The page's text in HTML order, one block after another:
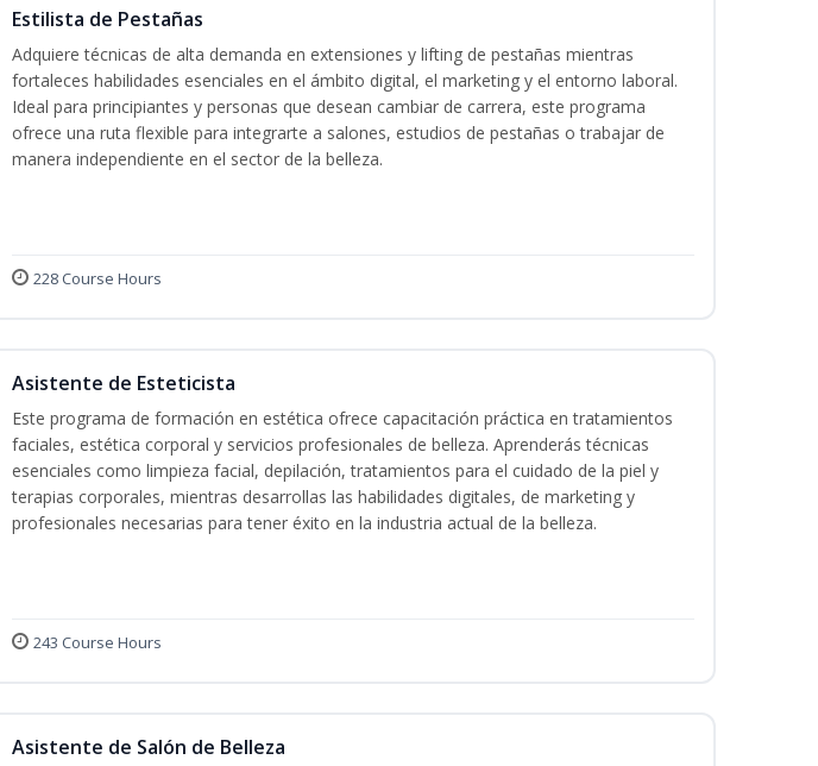
Estilista de Pestañas
Adquiere técnicas de alta demanda en extensiones y lifting de pestañas mientras
fortaleces habilidades esenciales en el ámbito digital, el marketing y el entorno laboral.
Ideal para principiantes y personas que desean cambiar de carrera, este programa
ofrece una ruta flexible para integrarte a salones, estudios de pestañas o trabajar de
manera independiente en el sector de la belleza.
228 Course Hours
Asistente de Esteticista
Este programa de formación en estética ofrece capacitación práctica en tratamientos
faciales, estética corporal y servicios profesionales de belleza. Aprenderás técnicas
esenciales como limpieza facial, depilación, tratamientos para el cuidado de la piel y
terapias corporales, mientras desarrollas las habilidades digitales, de marketing y
profesionales necesarias para tener éxito en la industria actual de la belleza.
243 Course Hours
Asistente de Salón de Belleza